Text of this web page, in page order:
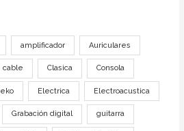
amplificador Auriculares
cable Clasica Consola
eko Electrica Electroacustica
Grabación digital guitarra